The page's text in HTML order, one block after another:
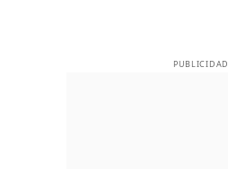
PUBLICIDAD